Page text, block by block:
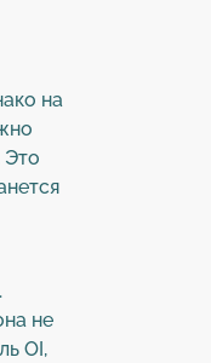
на
Это
не
OI,